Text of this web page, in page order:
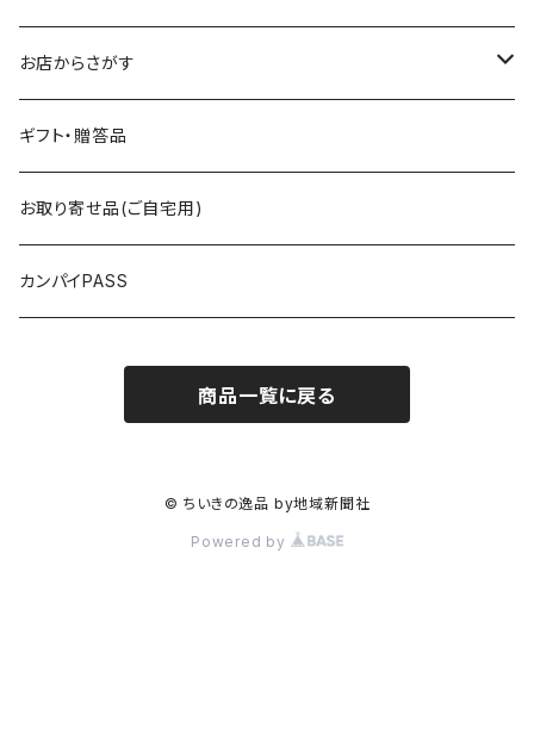
～2,500円
～4,000円
～5,000円
5,000円以上
お店からさがす
飯村養蜂
海光物産
まるい鮮魚店
GIBIER JAPON（ジビエジャポン）
グリーンポート・エージェンシー
ギフト・贈答品
お取り寄せ品(ご自宅用)
カンパイPASS
商品一覧に戻る
© ちいきの逸品 by地域新聞社
Powered by